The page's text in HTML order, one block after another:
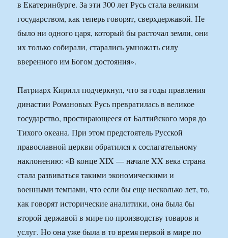
в Екатеринбурге. За эти 300 лет Русь стала великим
государством, как теперь говорят, сверхдержавой. Не
было ни одного царя, который бы расточал земли, они
их только собирали, старались умножать силу
вверенного им Богом достояния».
Патриарх Кирилл подчеркнул, что за годы правления
династии Романовых Русь превратилась в великое
государство, простирающееся от Балтийского моря до
Тихого океана. При этом предстоятель Русской
православной церкви обратился к сослагательному
наклонению: «В конце XIX — начале XX века страна
стала развиваться такими экономическими и
военными темпами, что если бы еще несколько лет, то,
как говорят исторические аналитики, она была бы
второй державой в мире по производству товаров и
услуг. Но она уже была в то время первой в мире по